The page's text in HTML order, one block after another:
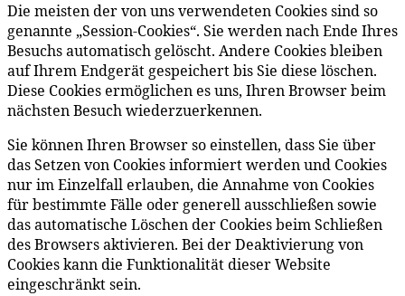
Die meisten der von uns verwendeten Cookies sind so
genannte „Session-Cookies“. Sie werden nach Ende Ihres
Besuchs automatisch gelöscht. Andere Cookies bleiben
auf Ihrem Endgerät gespeichert bis Sie diese löschen.
Diese Cookies ermöglichen es uns, Ihren Browser beim
nächsten Besuch wiederzuerkennen.
Sie können Ihren Browser so einstellen, dass Sie über
das Setzen von Cookies informiert werden und Cookies
nur im Einzelfall erlauben, die Annahme von Cookies
für bestimmte Fälle oder generell ausschließen sowie
das automatische Löschen der Cookies beim Schließen
des Browsers aktivieren. Bei der Deaktivierung von
Cookies kann die Funktionalität dieser Website
eingeschränkt sein.